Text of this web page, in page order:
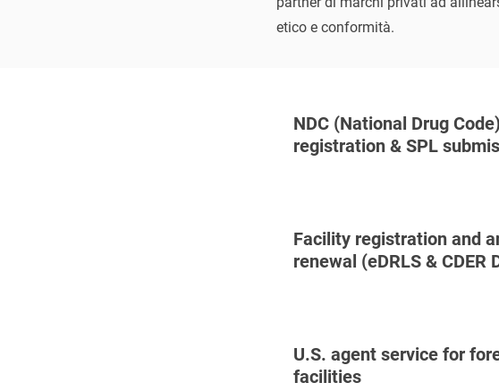
etico e conformità.
NDC (National Drug Code)
registration & SPL
Facility registration and
renewal (eDRLS & CDER
U.S. agent service for
facilities